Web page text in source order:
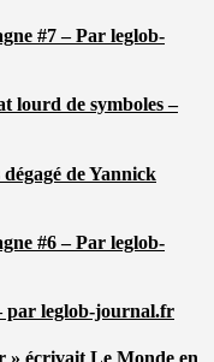
#7 – Par leglob-
lourd de symboles –
de Yannick
#6 – Par leglob-
par leglob-journal.fr